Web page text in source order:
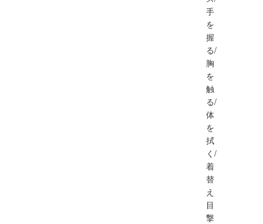
手
を
握
る/
胸
を
触
る/
体
を
拭
く/
着
替
え
目
撃